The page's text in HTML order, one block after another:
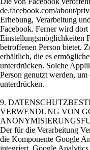
de.facebook.com/about/
Erhebung, Verarbeitung
Facebook. Ferner wird
Einstellungsmöglichkeiten
betroffenen Person bietet.
erhältlich, die es
unterdrücken. Solche
Person genutzt werden,
unterdrücken.
9.
VERWENDUNG VON
Der für die Verarbeitung
die Komponente Google
integriert. Google